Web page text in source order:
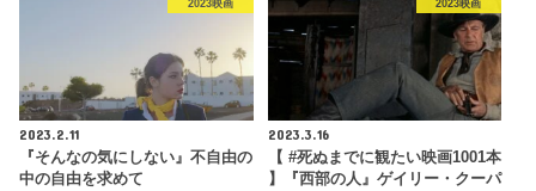
2023映画
2023.2.11
『そんなの気にしない』不自由の
中の自由を求めて
2023映画
2023.3.16
【 #死ぬまでに観たい映画1001本
】『西部の人』ゲイリー・クーパ